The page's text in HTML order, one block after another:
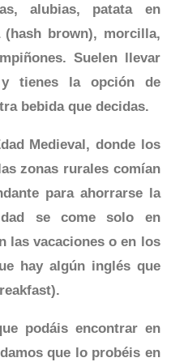
alubias, patata en
(hash brown), morcilla,
Suelen llevar
y tienes la opción de
bebida que decidas.
Medieval, donde los
zonas rurales comían
para ahorrarse la
se come solo en
las vacaciones o en los
hay algún inglés que
podáis encontrar en
que lo probéis en